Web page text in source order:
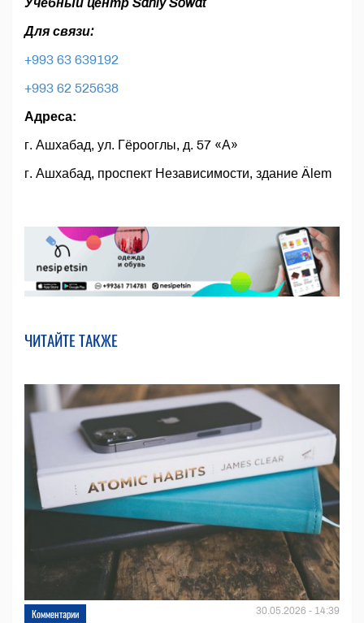
Учебный центр Sanly Sowat
Для связи:
+993 63 639192
+993 62 525638
Адреса:
г. Ашхабад, ул. Гёрооглы, д. 57 «А»
г. Ашхабад, проспект Независимости, здание Älеm
ЧИТАЙТЕ ТАКЖЕ
Комментарии 30.05.2026 - 14:39